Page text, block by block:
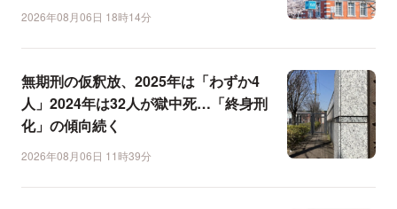
2026年08月06日 18時14分
無期刑の仮釈放、2025年は「わずか4
人」2024年は32人が獄中死…「終身刑
化」の傾向続く
2026年08月06日 11時39分